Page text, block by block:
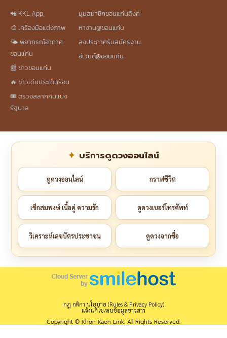
📲 KKL App
🎨 เครื่องมือแต่งภาพ
🌤️ พยากรณ์อากาศ
ขอนแก่น
📰 ข่าวขอนแก่น
🔥 ข่าวเด่นประเด็นร้อน
🎟️ ตรวจสลากกินแบ่ง
รัฐบาล
มุมสมาชิกขอนแก่นลิงก์
หางาน@ขอนแก่น
ลงประกาศรับสมัครงาน
อีเวนต์@ขอนแก่น
บริการดูดวงออนไลน์
ดูดวงออนไลน์ กราฟชีวิต
เช็กสมพงษ์ เนื้อคู่ ความรัก ดูดวงเบอร์โทรศัพท์
วิเคราะห์เลขบัตรประชาชน ดูดวงจากชื่อ
กฎ กติกา นโยบาย (Rules & Privacy Policy)
แจ้งแก้ไข/ลบข้อมูลข่าวสาร
Copyright © Khon Kaen Link. All Rights Reserved.